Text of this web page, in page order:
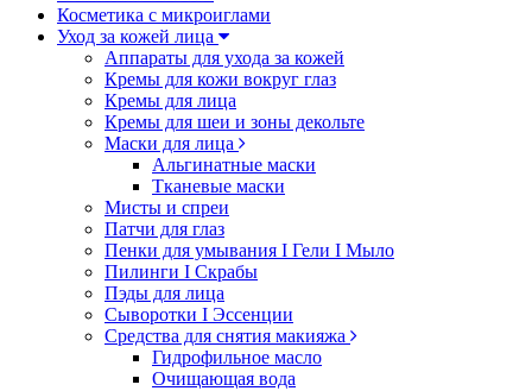
Косметика с микроиглами
Уход за кожей лица
Аппараты для ухода за кожей
Кремы для кожи вокруг глаз
Кремы для лица
Кремы для шеи и зоны декольте
Маски для лица
Альгинатные маски
Тканевые маски
Мисты и спреи
Патчи для глаз
Пенки для умывания I Гели I Мыло
Пилинги I Cкрабы
Пэды для лица
Сыворотки I Эссенции
Средства для снятия макияжа
Гидрофильное масло
Очищающая вода